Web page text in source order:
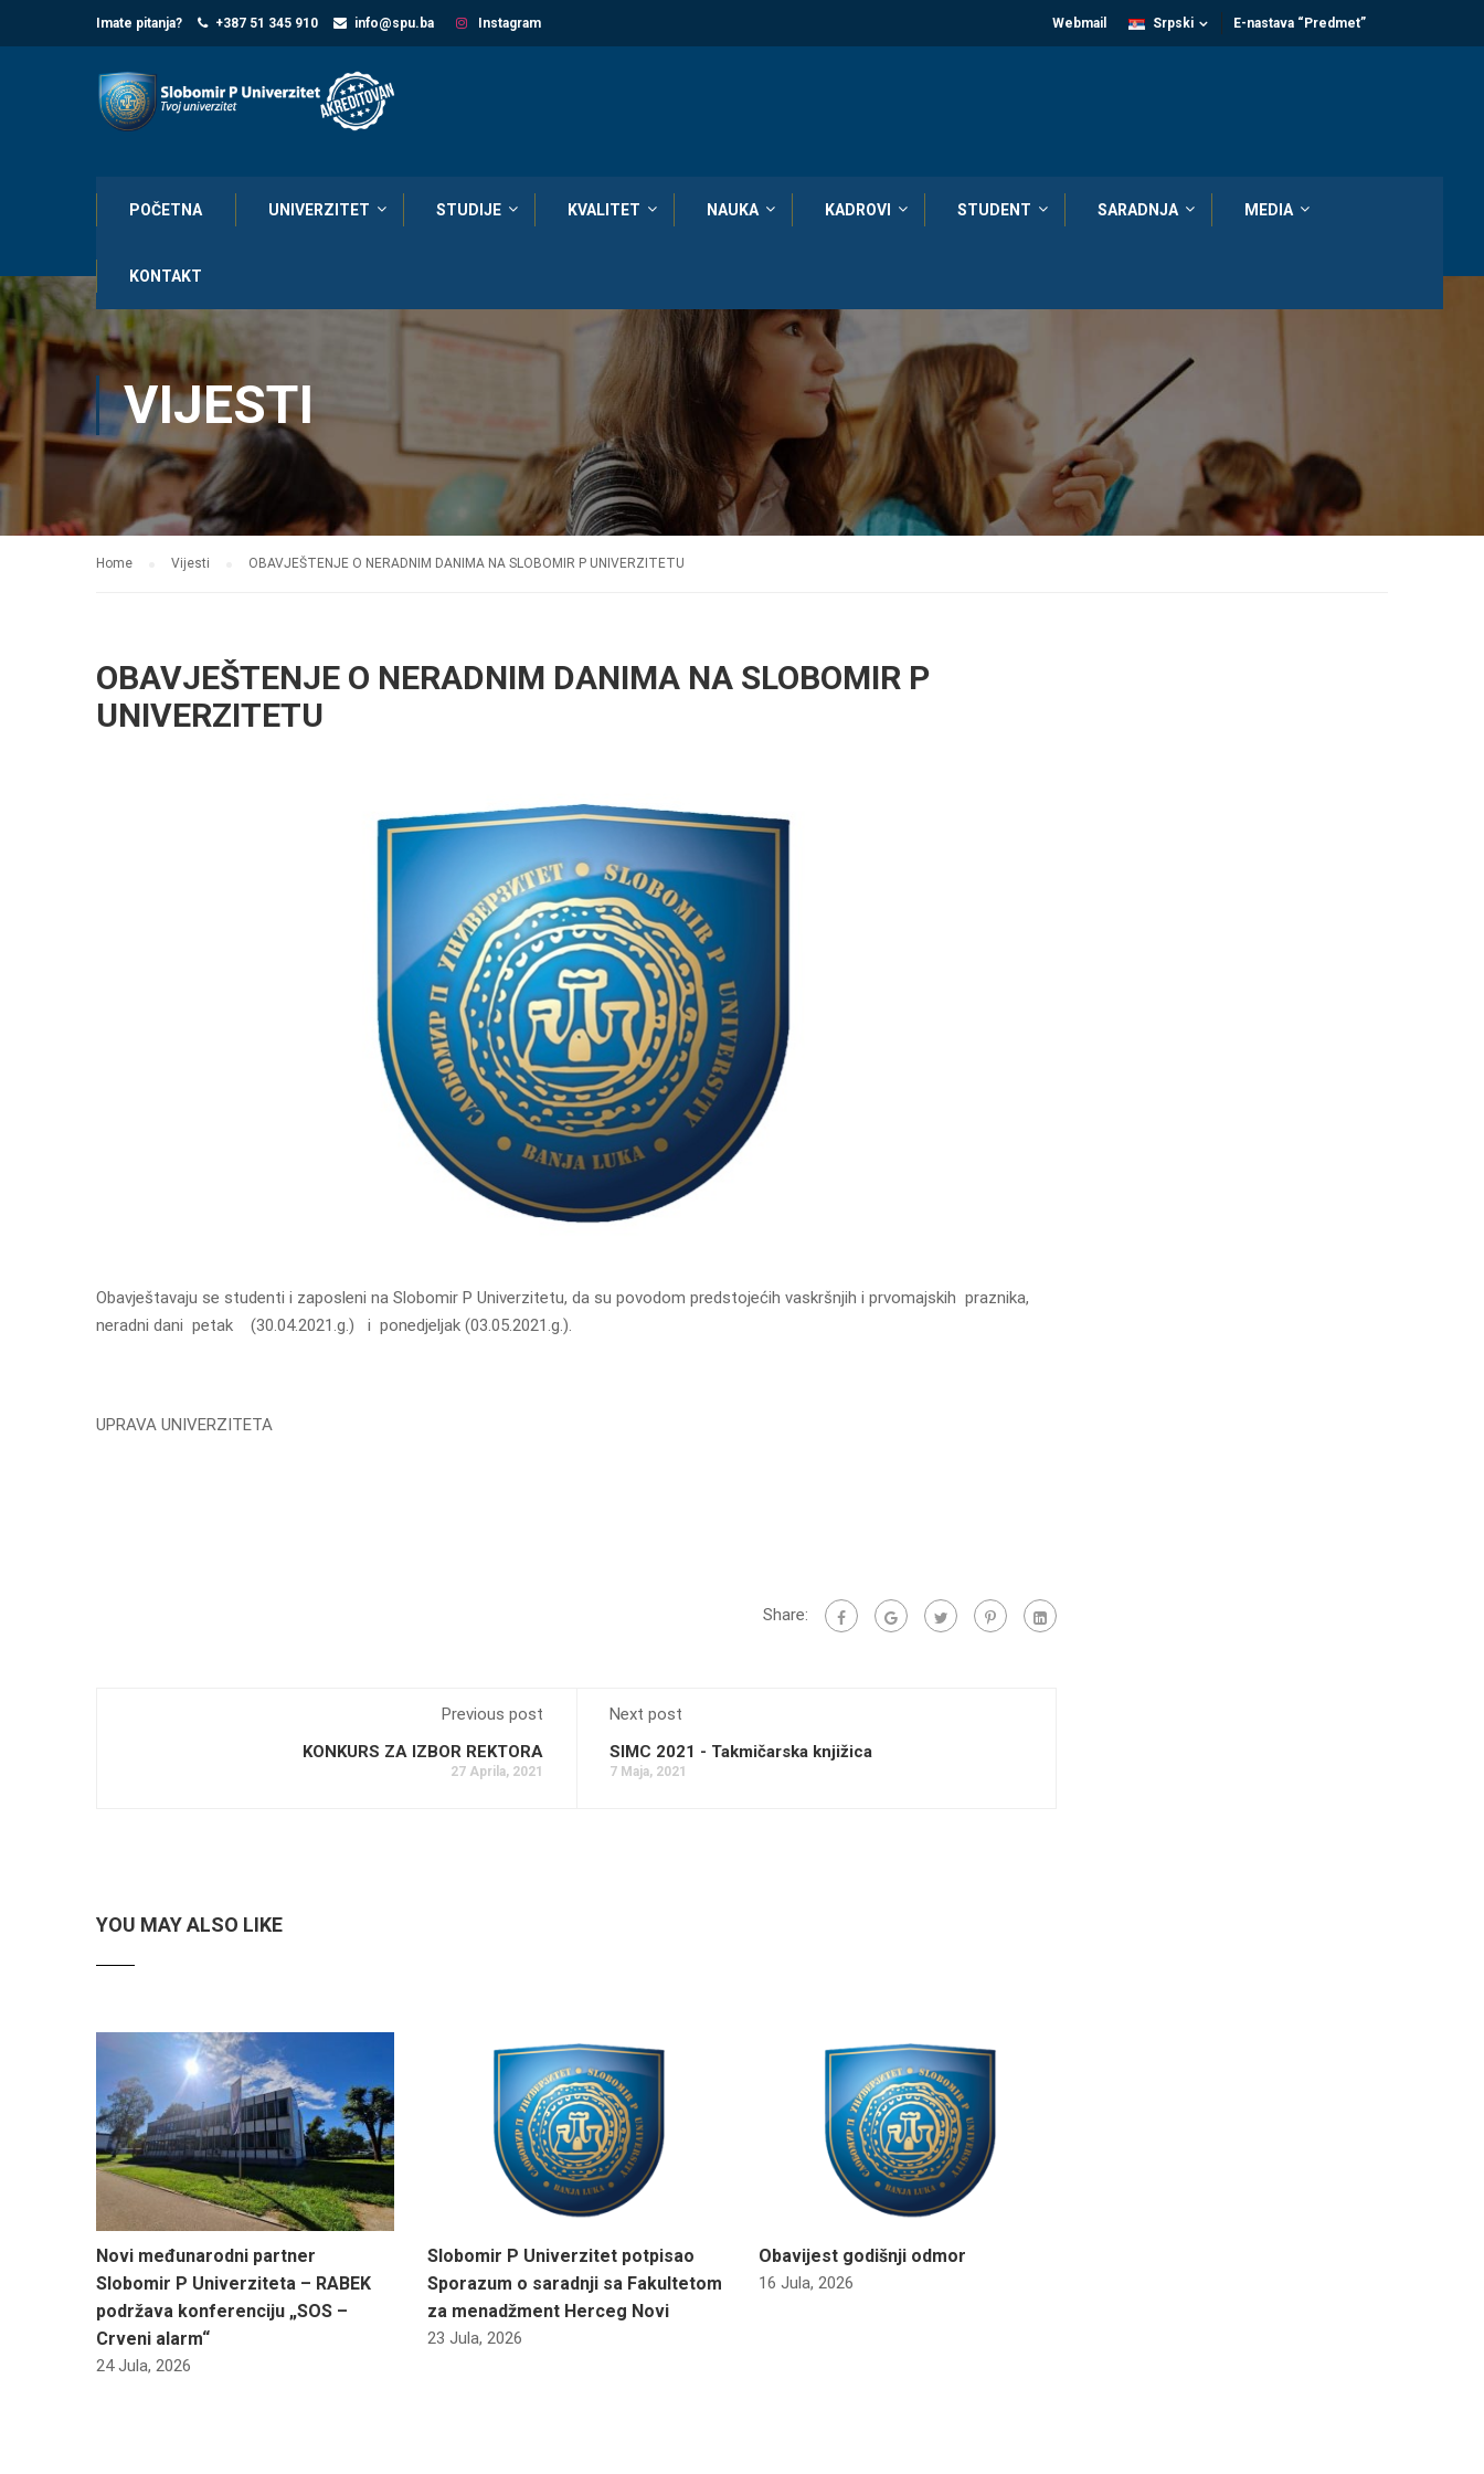
Imate pitanja? +387 51 345 910 info@spu.ba Instagram E-nastava “Predmet”
Srpski
Webmail
POČETNA UNIVERZITET STUDIJE KVALITET NAUKA KADROVI STUDENT SARADNJA MEDIA
KONTAKT
VIJESTI
Home Vijesti OBAVJEŠTENJE O NERADNIM DANIMA NA SLOBOMIR P UNIVERZITETU
OBAVJEŠTENJE O NERADNIM DANIMA NA SLOBOMIR P
UNIVERZITETU
Obavještavaju se studenti i zaposleni na Slobomir P Univerzitetu, da su povodom predstojećih vaskršnjih i prvomajskih praznika,
neradni dani petak (30.04.2021.g.) i ponedjeljak (03.05.2021.g.).
UPRAVA UNIVERZITETA
Share:
Previous post
KONKURS ZA IZBOR REKTORA
27 Aprila, 2021
Next post
SIMC 2021 - Takmičarska knjižica
7 Maja, 2021
YOU MAY ALSO LIKE
Novi međunarodni partner
Slobomir P Univerziteta – RABEK
podržava konferenciju „SOS –
Crveni alarm“
24 Jula, 2026
Slobomir P Univerzitet potpisao
Sporazum o saradnji sa Fakultetom
za menadžment Herceg Novi
23 Jula, 2026
Obavijest godišnji odmor
16 Jula, 2026